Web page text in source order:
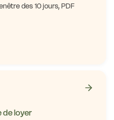
des 10 jours, PDF
de loyer